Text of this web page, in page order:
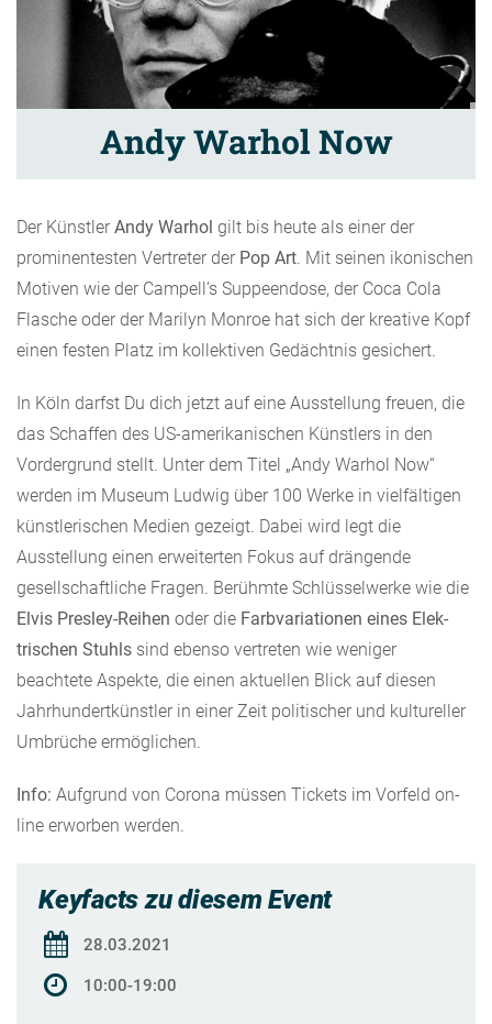
Andy Warhol Now
Der Künstler Andy Warhol gilt bis heute als einer der
prominentesten Vertreter der Pop Art . Mit seinen ikonischen
Motiven wie der Campell’s Suppeendose, der Coca Cola
Flasche oder der Marilyn Monroe hat sich der kreative Kopf
einen festen Platz im kollektiven Gedächtnis gesichert.
In Köln darfst Du dich jetzt auf eine Ausstellung freuen, die
das Schaffen des US-amerikanischen Künstlers in den
Vordergrund stellt. Unter dem Titel „Andy Warhol Now“
werden im Museum Ludwig über 100 Werke in vielfältigen
künstlerischen Medien gezeigt. Dabei wird legt die
Ausstellung einen erweiterten Fokus auf drängende
gesellschaftliche Fragen. Berühmte Sch­lüs­sel­w­erke wie die
Elvis Pres­ley-Rei­hen oder die Far­b­vari­a­tio­nen eines Elek­
trischen Stuhls sind eben­so vertreten wie weniger
beachtete As­pekte, die ei­nen aktuellen Blick auf die­sen
Jahrhun­dertkün­stler in ein­er Zeit poli­tisch­er und kul­tureller
Um­brüche ermöglichen.
Info: Aufgrund von Corona müssen Tickets im Vorfeld on­­
line erworben werden.
Keyfacts zu diesem Event
28.03.2021
10:00-19:00